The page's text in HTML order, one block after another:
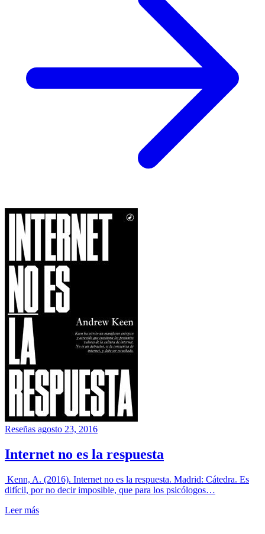
Reseñas agosto 23, 2016
Internet no es la respuesta
Kenn, A. (2016). Internet no es la respuesta. Madrid: Cátedra. Es
difícil, por no decir imposible, que para los psicólogos…
Leer más